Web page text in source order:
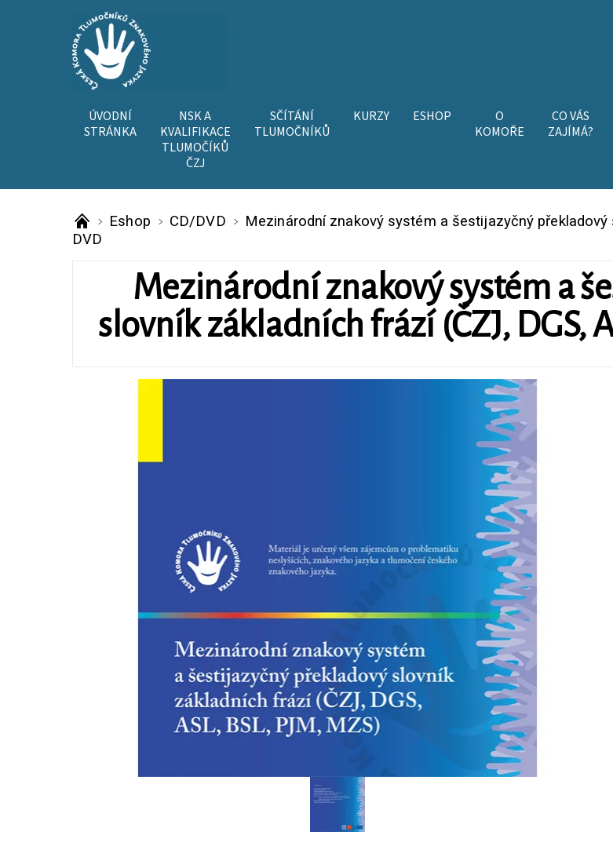
ÚVODNÍ
STRÁNKA
NSK A
KVALIFIKACE
TLUMOČÍKŮ
ČZJ
SČÍTÁNÍ
TLUMOČNÍKŮ
KURZY ESHOP
O
KOMOŘE
CO VÁS
ZAJÍMÁ?
Eshop CD/DVD
Mezinárodní znakový systém a šestijazyčný překladový
DVD
Mezinárodní znakový systém a
slovník základních frází (ČZJ, DGS,